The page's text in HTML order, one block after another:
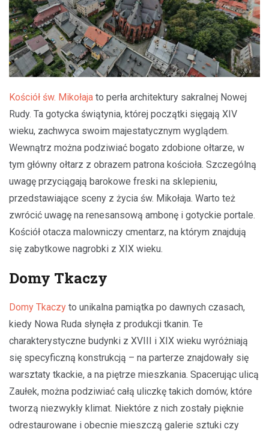
Kościół św. Mikołaja to perła architektury sakralnej Nowej
Rudy. Ta gotycka świątynia, której początki sięgają XIV
wieku, zachwyca swoim majestatycznym wyglądem.
Wewnątrz można podziwiać bogato zdobione ołtarze, w
tym główny ołtarz z obrazem patrona kościoła. Szczególną
uwagę przyciągają barokowe freski na sklepieniu,
przedstawiające sceny z życia św. Mikołaja. Warto też
zwrócić uwagę na renesansową ambonę i gotyckie portale.
Kościół otacza malowniczy cmentarz, na którym znajdują
się zabytkowe nagrobki z XIX wieku.
Domy Tkaczy
Domy Tkaczy to unikalna pamiątka po dawnych czasach,
kiedy Nowa Ruda słynęła z produkcji tkanin. Te
charakterystyczne budynki z XVIII i XIX wieku wyróżniają
się specyficzną konstrukcją – na parterze znajdowały się
warsztaty tkackie, a na piętrze mieszkania. Spacerując ulicą
Zaułek, można podziwiać całą uliczkę takich domów, które
tworzą niezwykły klimat. Niektóre z nich zostały pięknie
odrestaurowane i obecnie mieszczą galerie sztuki czy